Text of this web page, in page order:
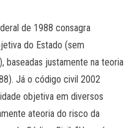
de 1988 consagra
do Estado (sem
baseadas justamente na teoria
Já o código civil 2002
objetiva em diversos
ateoria do risco da